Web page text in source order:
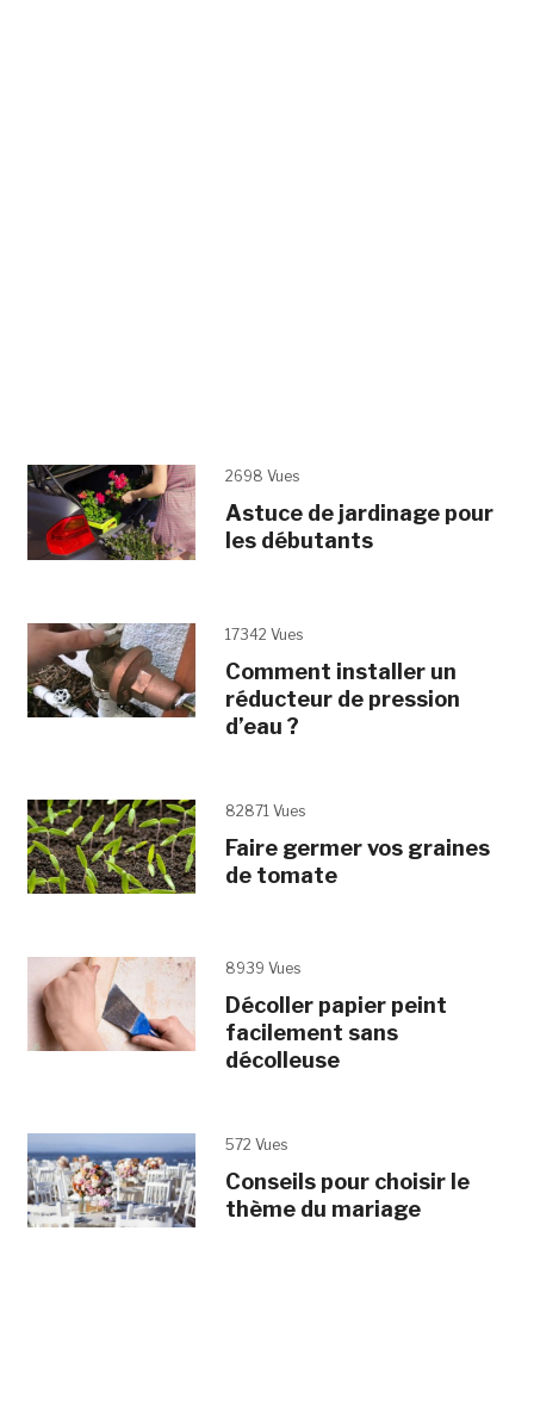
2698 Vues
Astuce de jardinage pour
les débutants
17342 Vues
Comment installer un
réducteur de pression
d’eau ?
82871 Vues
Faire germer vos graines
de tomate
8939 Vues
Décoller papier peint
facilement sans
décolleuse
572 Vues
Conseils pour choisir le
thème du mariage